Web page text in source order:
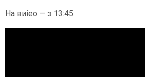
На виіео — з 13:45.